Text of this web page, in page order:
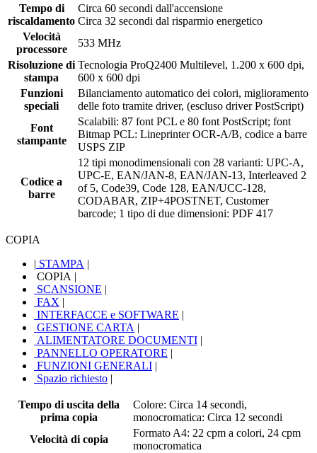
Tempo di
riscaldamento
Circa 60 secondi dall'accensione
Circa 32 secondi dal risparmio energetico
Velocità
processore
533 MHz
Risoluzione di
stampa
Tecnologia ProQ2400 Multilevel, 1.200 x 600 dpi,
600 x 600 dpi
Funzioni
speciali
Bilanciamento automatico dei colori, miglioramento
delle foto tramite driver, (escluso driver PostScript)
Font
stampante
Scalabili: 87 font PCL e 80 font PostScript; font
Bitmap PCL: Lineprinter OCR-A/B, codice a barre
USPS ZIP
Codice a
barre
12 tipi monodimensionali con 28 varianti: UPC-A,
UPC-E, EAN/JAN-8, EAN/JAN-13, Interleaved 2
of 5, Code39, Code 128, EAN/UCC-128,
CODABAR, ZIP+4POSTNET, Customer
barcode; 1 tipo di due dimensioni: PDF 417
COPIA
| STAMPA |
COPIA |
SCANSIONE |
FAX |
INTERFACCE e SOFTWARE |
GESTIONE CARTA |
ALIMENTATORE DOCUMENTI |
PANNELLO OPERATORE |
FUNZIONI GENERALI |
Spazio richiesto |
Tempo di uscita della
prima copia
Colore: Circa 14 secondi,
monocromatica: Circa 12 secondi
Velocità di copia
Formato A4: 22 cpm a colori, 24 cpm
monocromatica